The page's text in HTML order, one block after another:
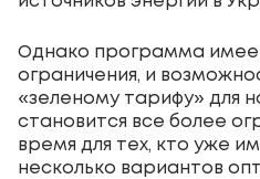
Однако программа
ограничения, и
«зеленому тарифу» для
становится все более
время для тех, кто уже
несколько вариантов